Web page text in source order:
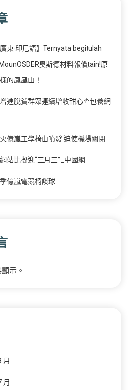
廣東·印尼語】Ternyata begitulah
奧斯德材料報價tain!原
的鳳凰山！
進脫貧群眾連續增收甜心查包養網
億嵐工學椅山噴發 迫使機場關閉
站比擬迎“三月三”_中國網
億嵐電競椅談球
示。
月
月